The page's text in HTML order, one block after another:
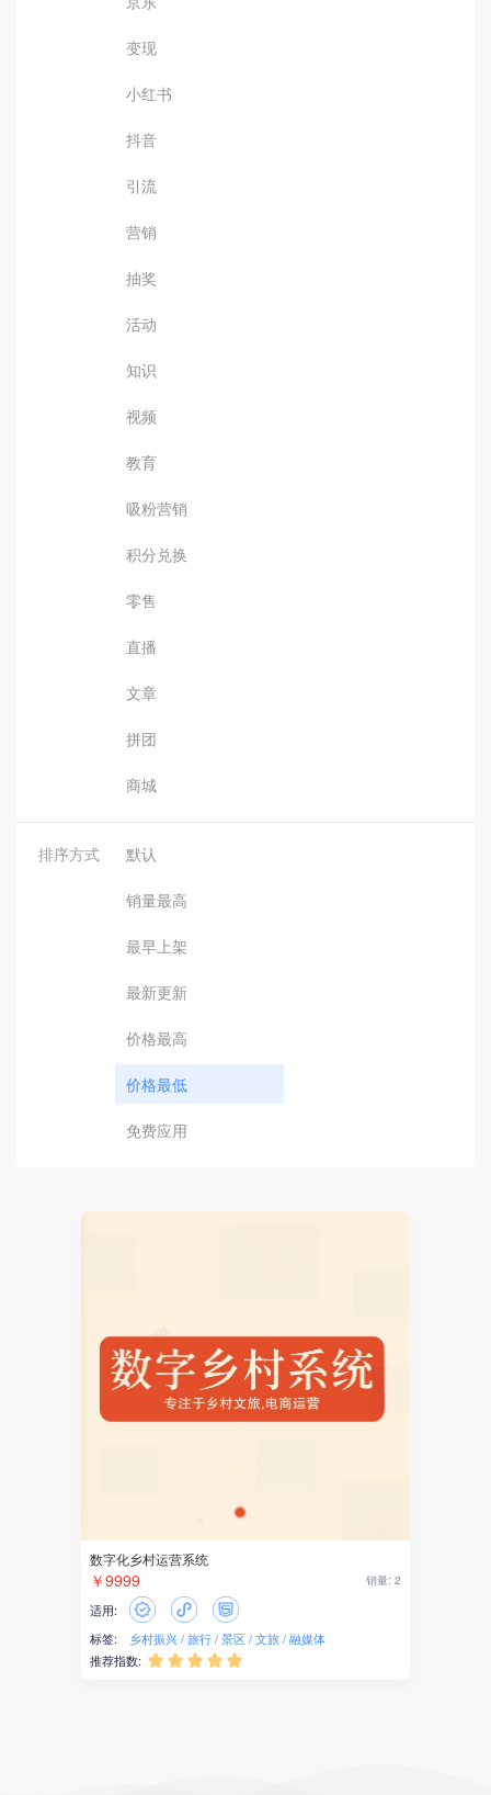
变现
小红书
抖音
引流
营销
抽奖
活动
知识
视频
教育
吸粉营销
积分兑换
零售
直播
文章
拼团
商城
排序方式 默认
销量最高
最早上架
最新更新
价格最高
价格最低
免费应用
数字化乡村运营系统
￥9999 销量: 2
适用:
标签:
乡村振兴 旅行 景区 文旅 融媒体
推荐指数:     